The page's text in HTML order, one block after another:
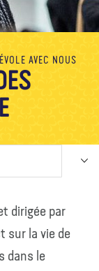
AVEC NOUS
dirigée par
sur la vie de
dans le